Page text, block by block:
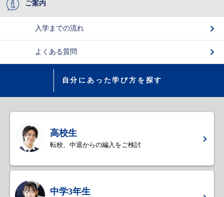
ご案内
入学までの流れ
よくある質問
自分にあった学び方を探す
高校生
転校、中退からの編入をご検討
中学3年生